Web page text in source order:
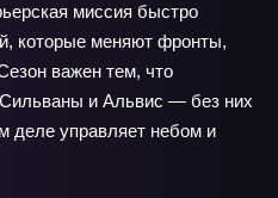
миссия быстро
которые меняют фронты,
важен тем, что
и Альвис — без них
деле управляет небом и